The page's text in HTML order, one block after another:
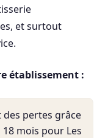
et surtout
établissement :
des pertes grâce
18 mois pour Les